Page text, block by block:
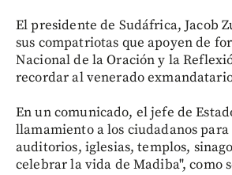
El presidente de Sudáfrica, Jacob
sus compatriotas que apoyen de
Nacional de la Oración y la
recordar al venerado
En un comunicado, el jefe de
llamamiento a los ciudadanos para
auditorios, iglesias, templos,
celebrar la vida de Madiba", como